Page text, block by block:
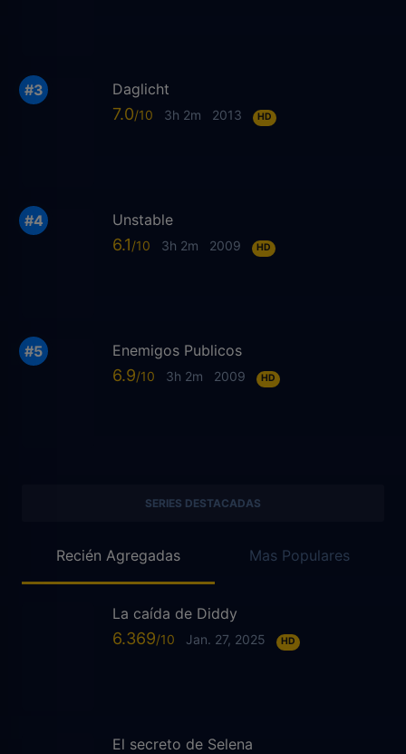
Daglicht
7.0 3h 2m 2013 HD
Unstable
6.1 3h 2m 2009 HD
Enemigos Publicos
6.9 3h 2m 2009 HD
SERIES DESTACADAS
Recién Agregadas Mas Populares
La caída de Diddy
6.369 Jan. 27, 2025 HD
El secreto de Selena